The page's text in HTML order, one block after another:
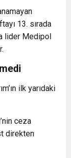
13. sırada
lider Medipol
ilk yarıdaki
ceza
direkten